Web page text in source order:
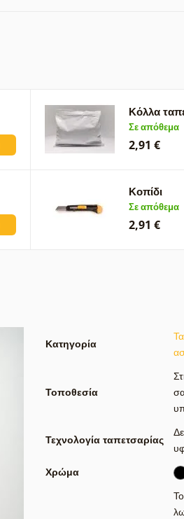
Κόλλα
Σε απόθεμα
2,91 €
Κοπίδι
Σε απόθεμα
2,91 €
Κατηγορία
Τοποθεσία
Τεχνολογία ταπετσαρίας
Χρώμα